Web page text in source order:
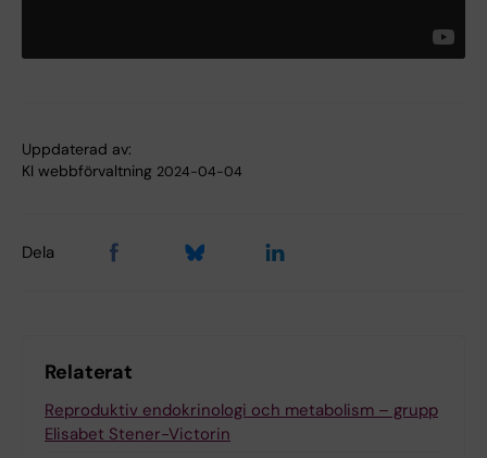
Uppdaterad av:
KI webbförvaltning 2024-04-04
Dela
Relaterat
Reproduktiv endokrinologi och metabolism – grupp
Elisabet Stener-Victorin